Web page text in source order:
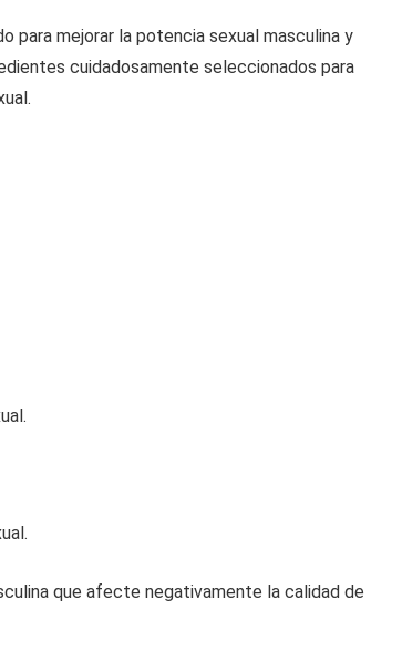
para mejorar la potencia sexual masculina y
cuidadosamente seleccionados para
que afecte negativamente la calidad de